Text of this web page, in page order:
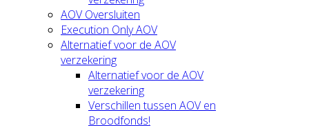
AOV Oversluiten
Execution Only AOV
Alternatief voor de AOV
verzekering
Alternatief voor de AOV
verzekering
Verschillen tussen AOV en
Broodfonds!